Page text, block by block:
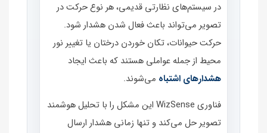
در سیستم‌های نظارتی قدیمی، هر نوع حرکت در
تصویر می‌تواند باعث فعال شدن هشدار شود.
حرکت حیوانات، تکان خوردن درختان یا تغییر نور
محیط از جمله عواملی هستند که باعث ایجاد
هشدارهای اشتباه می‌شوند.
فناوری WizSense این مشکل را با تحلیل هوشمند
تصویر حل می‌کند و تنها زمانی هشدار ارسال